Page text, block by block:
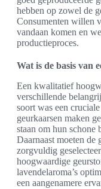
hebben op zowel de
Consumenten willen
vandaan komen en
productieproces.
Wat is de basis van
Een kwalitatief
verschillende
soort was een
geurkaarsen maken
staan om hun schone
Daarnaast moeten de
zorgvuldig
hoogwaardige
lavendelaroma’s
een aangenamere